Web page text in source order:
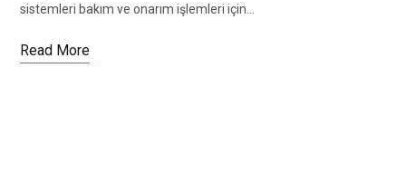
sistemleri bakım ve onarım işlemleri için…
Read More